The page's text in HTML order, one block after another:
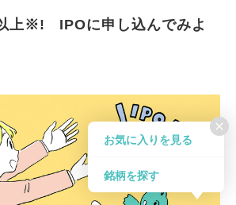
上※! IPOに申し込んでみよ
close
お気に入りを見る
銘柄を探す